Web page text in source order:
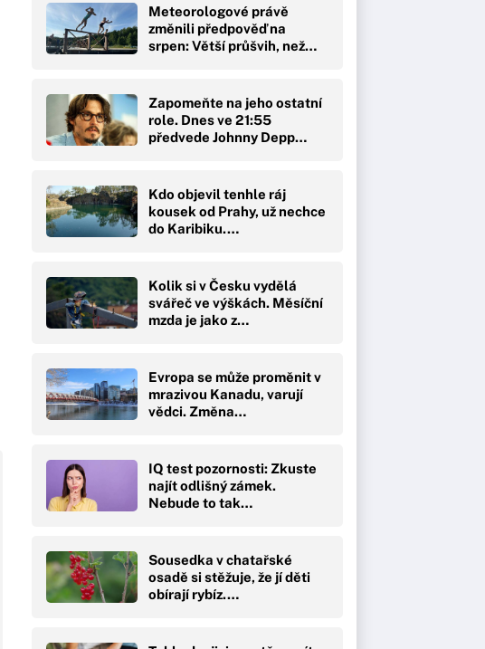
Meteorologové právě
změnili předpověď na
srpen: Větší průšvih, než…
Zapomeňte na jeho ostatní
role. Dnes ve 21:55
předvede Johnny Depp…
Kdo objevil tenhle ráj
kousek od Prahy, už nechce
do Karibiku.…
Kolik si v Česku vydělá
svářeč ve výškách. Měsíční
mzda je jako z…
Evropa se může proměnit v
mrazivou Kanadu, varují
vědci. Změna…
IQ test pozornosti: Zkuste
najít odlišný zámek.
Nebude to tak…
Sousedka v chatařské
osadě si stěžuje, že jí děti
obírají rybíz.…